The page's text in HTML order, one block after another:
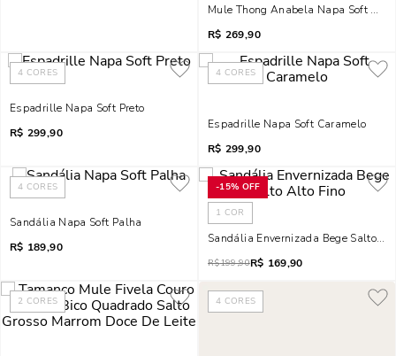
Mule Thong Anabela Napa Soft Bico
R$ 269,90
4 CORES
Espadrille Napa Soft Preto
R$ 299,90
4 CORES
Espadrille Napa Soft Caramelo
R$ 299,90
4 CORES
Sandália Napa Soft Palha
R$ 189,90
-15% OFF
1 COR
Sandália Envernizada Bege Salto
R$199,90R$ 169,90
2 CORES 4 CORES